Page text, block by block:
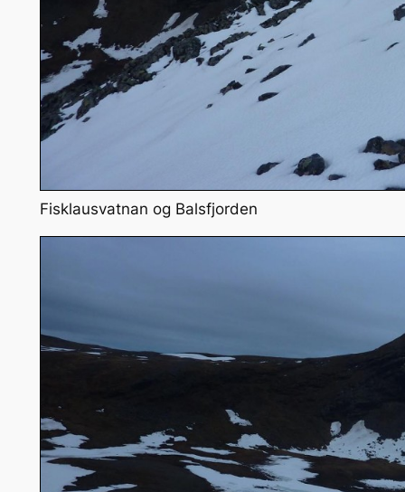
Fisklausvatnan og Balsfjorden